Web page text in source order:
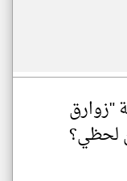
"زوارق
لحظي؟